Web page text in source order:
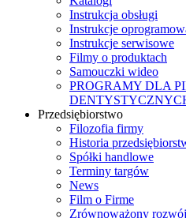
Instrukcja obsługi
Instrukcje
Instrukcje serwisowe
Filmy o produktach
Samouczki wideo
PROGRAMY DLA
Przedsiębiorstwo
Filozofia firmy
Historia
Spółki handlowe
Terminy targów
News
Film o Firme
Zrównoważony rozwój